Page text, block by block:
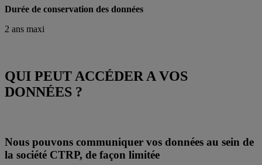
Durée de conservation des données
2 ans maxi
QUI PEUT ACCÉDER A VOS
DONNÉES ?
Nous pouvons communiquer vos données au sein de
la société CTRP, de façon limitée